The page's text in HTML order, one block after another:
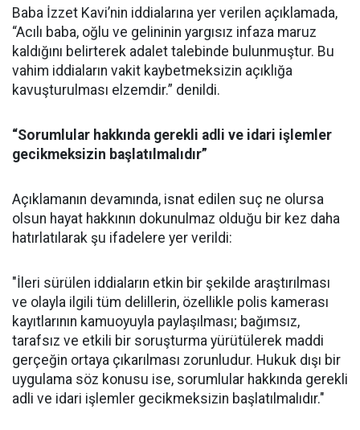
Baba İzzet Kavi’nin iddialarına yer verilen açıklamada,
“Acılı baba, oğlu ve gelininin yargısız infaza maruz
kaldığını belirterek adalet talebinde bulunmuştur. Bu
vahim iddiaların vakit kaybetmeksizin açıklığa
kavuşturulması elzemdir.” denildi.
“Sorumlular hakkında gerekli adli ve idari işlemler
gecikmeksizin başlatılmalıdır”
Açıklamanın devamında, isnat edilen suç ne olursa
olsun hayat hakkının dokunulmaz olduğu bir kez daha
hatırlatılarak şu ifadelere yer verildi:
"İleri sürülen iddiaların etkin bir şekilde araştırılması
ve olayla ilgili tüm delillerin, özellikle polis kamerası
kayıtlarının kamuoyuyla paylaşılması; bağımsız,
tarafsız ve etkili bir soruşturma yürütülerek maddi
gerçeğin ortaya çıkarılması zorunludur. Hukuk dışı bir
uygulama söz konusu ise, sorumlular hakkında gerekli
adli ve idari işlemler gecikmeksizin başlatılmalıdır."